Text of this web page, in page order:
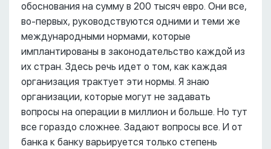
обоснования на сумму в 200 тысяч евро. Они все,
во-первых, руководствуются одними и теми же
международными нормами, которые
имплантированы в законодательство каждой из
их стран. Здесь речь идет о том, как каждая
организация трактует эти нормы. Я знаю
организации, которые могут не задавать
вопросы на операции в миллион и больше. Но тут
все гораздо сложнее. Задают вопросы все. И от
банка к банку варьируется только степень